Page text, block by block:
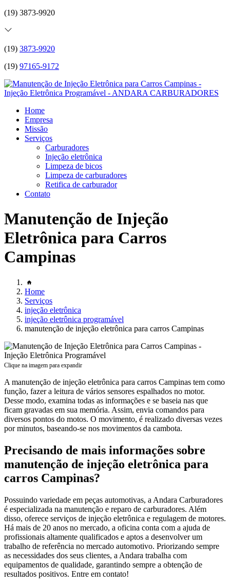
(19) 3873-9920
(19) 3873-9920
(19) 97165-9172
Home
Empresa
Missão
Serviços
Carburadores
Injeção eletrônica
Limpeza de bicos
Limpeza de carburadores
Retifica de carburador
Contato
Manutenção de Injeção
Eletrônica para Carros
Campinas
Home
Serviços
injeção eletrônica
injeção eletrônica programável
manutenção de injeção eletrônica para carros Campinas
Clique na imagem para expandir
A manutenção de injeção eletrônica para carros Campinas tem como
função, fazer a leitura de vários sensores espalhados no motor.
Desse modo, examina todas as informações e se baseia nas que
ficam gravadas em sua memória. Assim, envia comandos para
diversos pontos do motos. O movimento, é realizado diversas vezes
por minutos, baseando-se nos movimentos da cambota.
Precisando de mais informações sobre
manutenção de injeção eletrônica para
carros Campinas?
Possuindo variedade em peças automotivas, a Andara Carburadores
é especializada na manutenção e reparo de carburadores. Além
disso, oferece serviços de injeção eletrônica e regulagem de motores.
Há mais de 20 anos no mercado, a oficina conta com a ajuda de
profissionais altamente qualificados e aptos a desenvolver um
trabalho de referência no mercado automotivo. Priorizando sempre
as necessidades dos seus clientes, a Andara trabalha com
equipamentos de qualidade, garantindo sempre a obtenção de
resultados positivos. Entre em contato!